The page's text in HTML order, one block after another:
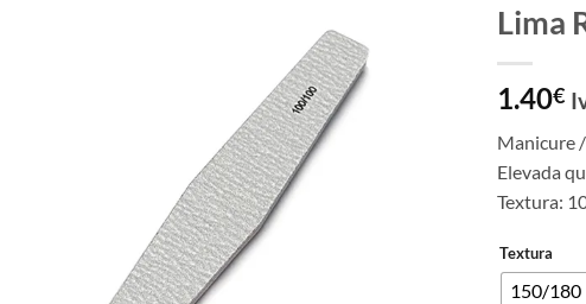
Lima
1.40€
Manicure
Elevada
Textura:
Textura
150/180